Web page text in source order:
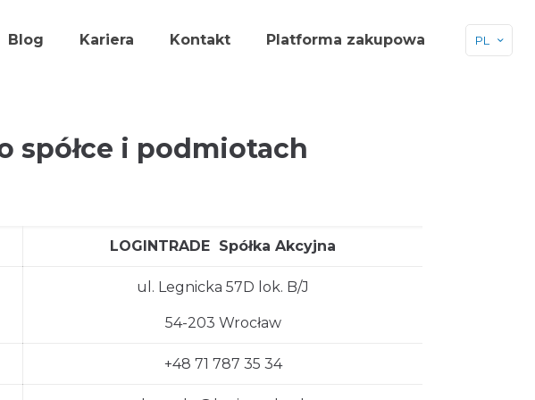
Blog Kariera Kontakt Platforma zakupowa PL
spółce i podmiotach
LOGINTRADE Spółka Akcyjna
ul. Legnicka 57D lok. B/J
54-203 Wrocław
+48 71 787 35 34